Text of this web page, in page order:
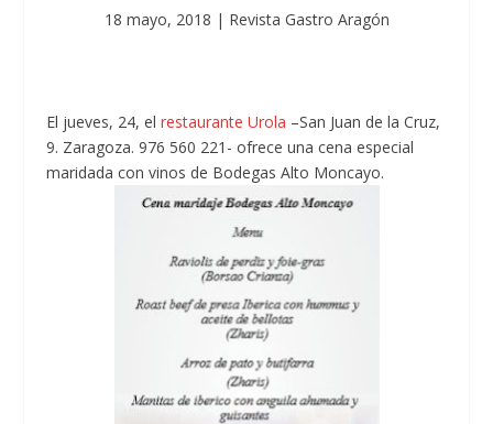
18 mayo, 2018 | Revista Gastro Aragón
El jueves, 24, elrestaurante Urola –San Juan de la Cruz,
9. Zaragoza. 976 560 221- ofrece una cena especial
maridada con vinos de Bodegas Alto Moncayo.